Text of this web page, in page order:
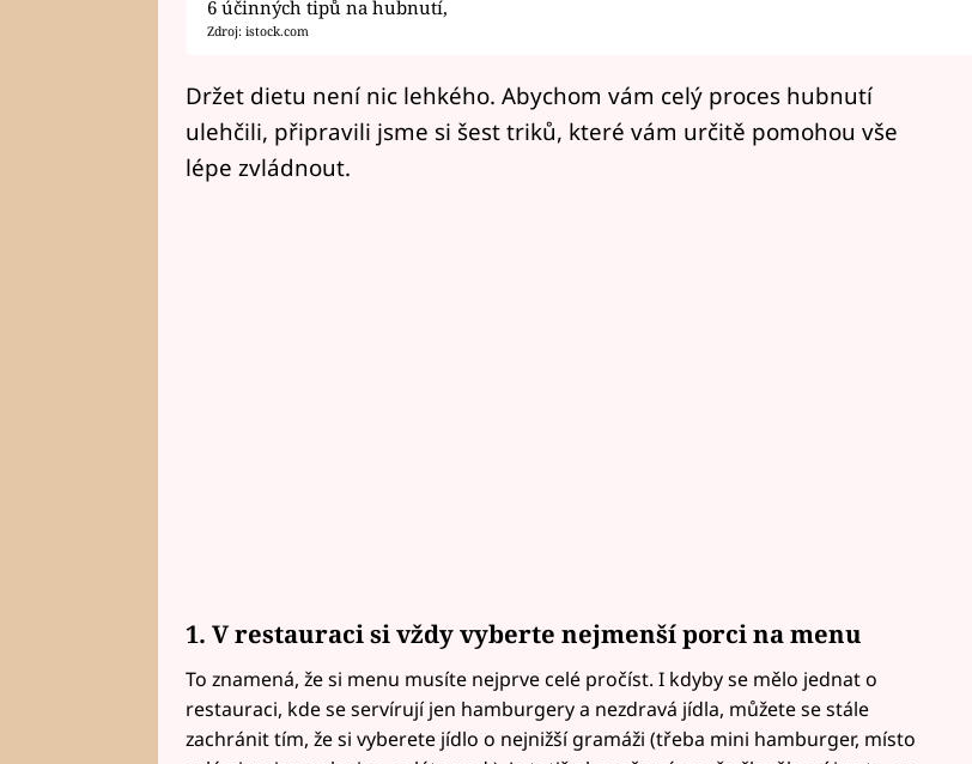
6 účinných tipů na hubnutí,
Zdroj: istock.com
Držet dietu není nic lehkého. Abychom vám celý proces hubnutí
ulehčili, připravili jsme si šest triků, které vám určitě pomohou vše
lépe zvládnout.
1. V restauraci si vždy vyberte nejmenší porci na menu
To znamená, že si menu musíte nejprve celé pročíst. I kdyby se mělo jednat o
restauraci, kde se servírují jen hamburgery a nezdravá jídla, můžete se stále
zachránit tím, že si vyberete jídlo o nejnižší gramáži (třeba mini hamburger, místo